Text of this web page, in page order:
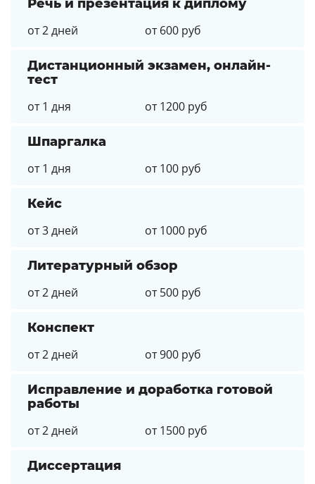
Речь и презентация к диплому
от 2 дней
от 600 руб
Дистанционный экзамен, онлайн-
тест
от 1 дня
от 1200 руб
Шпаргалка
от 1 дня
от 100 руб
Кейс
от 3 дней
от 1000 руб
Литературный обзор
от 2 дней
от 500 руб
Конспект
от 2 дней
от 900 руб
Исправление и доработка готовой
работы
от 2 дней
от 1500 руб
Диссертация